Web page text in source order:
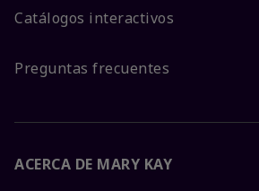
Catálogos interactivos
Preguntas frecuentes
ACERCA DE MARY KAY